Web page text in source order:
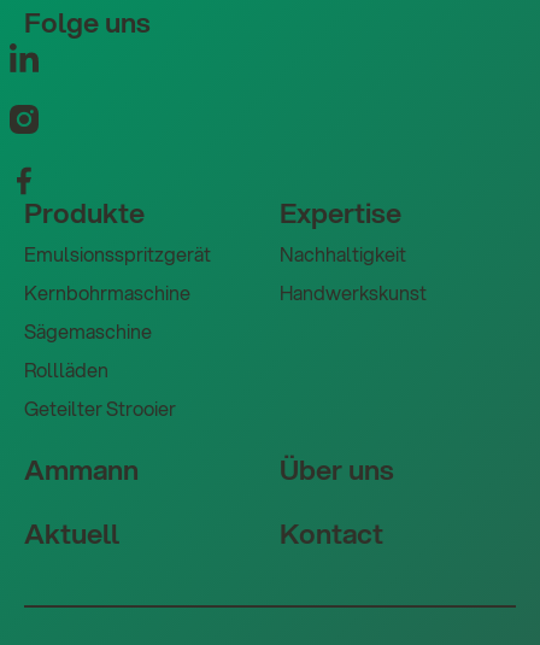
Folge uns
Produkte
Emulsionsspritzgerät
Kernbohrmaschine
Sägemaschine
Rollläden
Geteilter Strooier
Expertise
Nachhaltigkeit
Handwerkskunst
Ammann
Über uns
Aktuell
Kontact